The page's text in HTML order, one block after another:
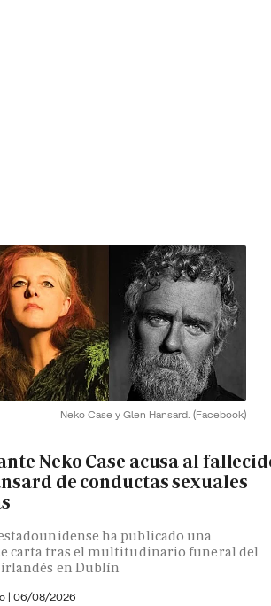
Neko Case y Glen Hansard. (Facebook)
Neko Case acusa al
de conductas sexuales
ha publicado una
carta tras el multitudinario funeral del
en Dublín
| 06/08/2026